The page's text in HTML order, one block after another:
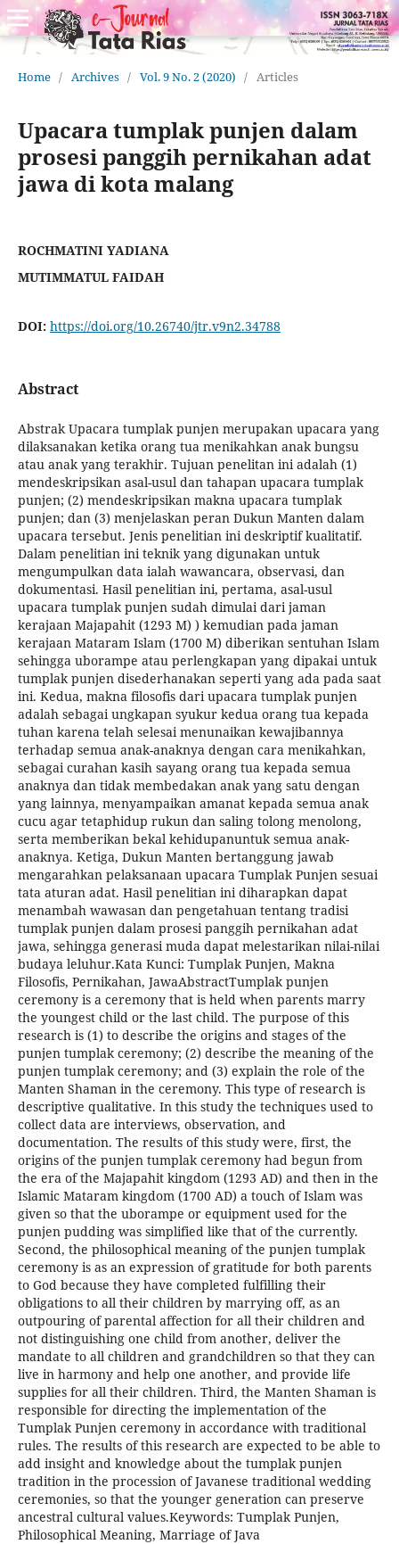
Home / Archives / Vol. 9 No. 2 (2020) / Articles
Upacara tumplak punjen dalam
prosesi panggih pernikahan adat
jawa di kota malang
ROCHMATINI YADIANA
MUTIMMATUL FAIDAH
DOI: https://doi.org/10.26740/jtr.v9n2.34788
Abstract
Abstrak Upacara tumplak punjen merupakan upacara yang
dilaksanakan ketika orang tua menikahkan anak bungsu
atau anak yang terakhir. Tujuan penelitan ini adalah (1)
mendeskripsikan asal-usul dan tahapan upacara tumplak
punjen; (2) mendeskripsikan makna upacara tumplak
punjen; dan (3) menjelaskan peran Dukun Manten dalam
upacara tersebut. Jenis penelitian ini deskriptif kualitatif.
Dalam penelitian ini teknik yang digunakan untuk
mengumpulkan data ialah wawancara, observasi, dan
dokumentasi. Hasil penelitian ini, pertama, asal-usul
upacara tumplak punjen sudah dimulai dari jaman
kerajaan Majapahit (1293 M) ) kemudian pada jaman
kerajaan Mataram Islam (1700 M) diberikan sentuhan Islam
sehingga uborampe atau perlengkapan yang dipakai untuk
tumplak punjen disederhanakan seperti yang ada pada saat
ini. Kedua, makna filosofis dari upacara tumplak punjen
adalah sebagai ungkapan syukur kedua orang tua kepada
tuhan karena telah selesai menunaikan kewajibannya
terhadap semua anak-anaknya dengan cara menikahkan,
sebagai curahan kasih sayang orang tua kepada semua
anaknya dan tidak membedakan anak yang satu dengan
yang lainnya, menyampaikan amanat kepada semua anak
cucu agar tetaphidup rukun dan saling tolong menolong,
serta memberikan bekal kehidupanuntuk semua anak-
anaknya. Ketiga, Dukun Manten bertanggung jawab
mengarahkan pelaksanaan upacara Tumplak Punjen sesuai
tata aturan adat. Hasil penelitian ini diharapkan dapat
menambah wawasan dan pengetahuan tentang tradisi
tumplak punjen dalam prosesi panggih pernikahan adat
jawa, sehingga generasi muda dapat melestarikan nilai-nilai
budaya leluhur.Kata Kunci: Tumplak Punjen, Makna
Filosofis, Pernikahan, JawaAbstractTumplak punjen
ceremony is a ceremony that is held when parents marry
the youngest child or the last child. The purpose of this
research is (1) to describe the origins and stages of the
punjen tumplak ceremony; (2) describe the meaning of the
punjen tumplak ceremony; and (3) explain the role of the
Manten Shaman in the ceremony. This type of research is
descriptive qualitative. In this study the techniques used to
collect data are interviews, observation, and
documentation. The results of this study were, first, the
origins of the punjen tumplak ceremony had begun from
the era of the Majapahit kingdom (1293 AD) and then in the
Islamic Mataram kingdom (1700 AD) a touch of Islam was
given so that the uborampe or equipment used for the
punjen pudding was simplified like that of the currently.
Second, the philosophical meaning of the punjen tumplak
ceremony is as an expression of gratitude for both parents
to God because they have completed fulfilling their
obligations to all their children by marrying off, as an
outpouring of parental affection for all their children and
not distinguishing one child from another, deliver the
mandate to all children and grandchildren so that they can
live in harmony and help one another, and provide life
supplies for all their children. Third, the Manten Shaman is
responsible for directing the implementation of the
Tumplak Punjen ceremony in accordance with traditional
rules. The results of this research are expected to be able to
add insight and knowledge about the tumplak punjen
tradition in the procession of Javanese traditional wedding
ceremonies, so that the younger generation can preserve
ancestral cultural values.Keywords: Tumplak Punjen,
Philosophical Meaning, Marriage of Java